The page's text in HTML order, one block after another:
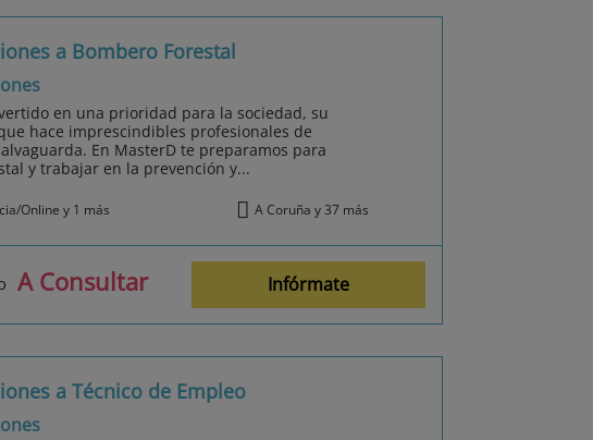
a Bombero Forestal
en una prioridad para la sociedad, su
hace imprescindibles profesionales de
En MasterD te preparamos para
y trabajar en la prevención y...
Online y 1 más A Coruña y 37 más
A Consultar Infórmate
a Técnico de Empleo